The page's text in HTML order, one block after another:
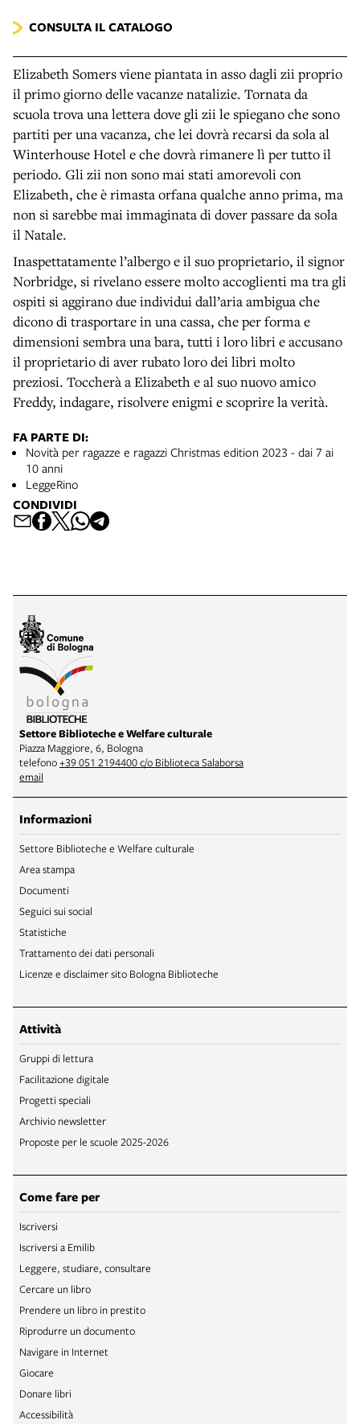
CONSULTA IL CATALOGO
Elizabeth Somers viene piantata in asso dagli zii proprio
il primo giorno delle vacanze natalizie. Tornata da
scuola trova una lettera dove gli zii le spiegano che sono
partiti per una vacanza, che lei dovrà recarsi da sola al
Winterhouse Hotel e che dovrà rimanere lì per tutto il
periodo. Gli zii non sono mai stati amorevoli con
Elizabeth, che è rimasta orfana qualche anno prima, ma
non si sarebbe mai immaginata di dover passare da sola
il Natale.
Inaspettatamente l’albergo e il suo proprietario, il signor
Norbridge, si rivelano essere molto accoglienti ma tra gli
ospiti si aggirano due individui dall’aria ambigua che
dicono di trasportare in una cassa, che per forma e
dimensioni sembra una bara, tutti i loro libri e accusano
il proprietario di aver rubato loro dei libri molto
preziosi. Toccherà a Elizabeth e al suo nuovo amico
Freddy, indagare, risolvere enigmi e scoprire la verità.
FA PARTE DI:
Novità per ragazze e ragazzi Christmas edition 2023 - dai 7 ai
10 anni
LeggeRino
CONDIVIDI
Settore Biblioteche e Welfare culturale
Piazza Maggiore, 6, Bologna
telefono+39 051 2194400 c/o Biblioteca Salaborsa
email
Informazioni
Settore Biblioteche e Welfare culturale
Area stampa
Documenti
Seguici sui social
Statistiche
Trattamento dei dati personali
Licenze e disclaimer sito Bologna Biblioteche
Attività
Gruppi di lettura
Facilitazione digitale
Progetti speciali
Archivio newsletter
Proposte per le scuole 2025-2026
Come fare per
Iscriversi
Iscriversi a Emilib
Leggere, studiare, consultare
Cercare un libro
Prendere un libro in prestito
Riprodurre un documento
Navigare in Internet
Giocare
Donare libri
Accessibilità